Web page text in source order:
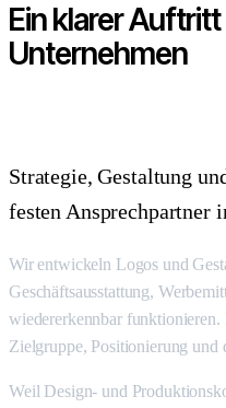
Ein klarer
Unternehmen
Strategie, Gestaltung
festen Ansprechpartner
Wir entwickeln Logos und
Geschäftsausstattung,
wiedererkennbar
Zielgruppe, Positionierung und
Weil Design- und